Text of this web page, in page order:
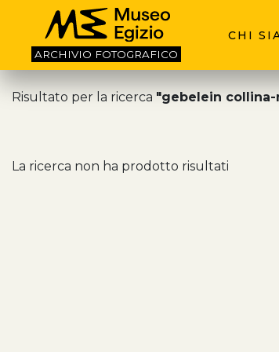
ARCHIVIO FOTOGRAFICO
CHI
Risultato per la ricerca "gebelein
La ricerca non ha prodotto risultati